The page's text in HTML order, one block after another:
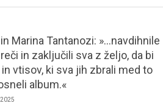
Marina Tantanozi: »…navdihnile
in zaključili sva z željo, da bi
vtisov, ki sva jih zbrali med to
album.«